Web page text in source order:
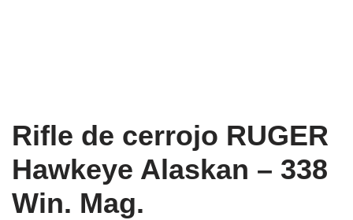
Rifle de cerrojo RUGER
Hawkeye Alaskan – 338
Win. Mag.